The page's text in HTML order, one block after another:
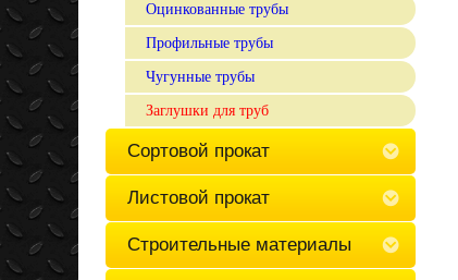
Оцинкованные трубы
Профильные трубы
Чугунные трубы
Заглушки для труб
Сортовой прокат
Листовой прокат
Строительные материалы